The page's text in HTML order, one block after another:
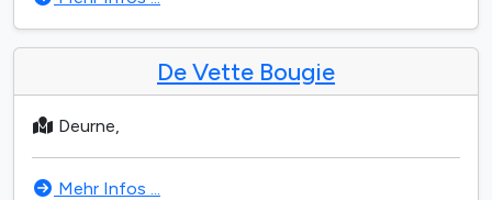
De Vette Bougie
Deurne,
Mehr Infos ...